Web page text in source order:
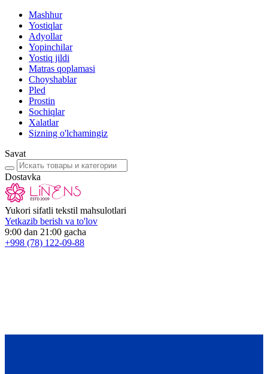
Mashhur
Yostiqlar
Adyollar
Yopinchilar
Yostiq jildi
Matras qoplamasi
Choyshablar
Pled
Prostin
Sochiqlar
Xalatlar
Sizning o'lchamingiz
Savat
Dostavka
Yukori sifatli tekstil mahsulotlari
Yetkazib berish va to'lov
9:00 dan 21:00 gacha
+998 (78) 122-09-88